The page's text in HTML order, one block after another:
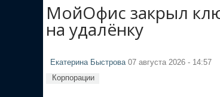
МойОфис закрыл
на удалёнку
Екатерина Быстрова 07 августа 2026 - 14:57
Корпорации